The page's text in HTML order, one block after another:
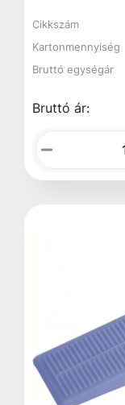
Cikkszám
Kartonmennyiség
Bruttó egységár
Bruttó ár: